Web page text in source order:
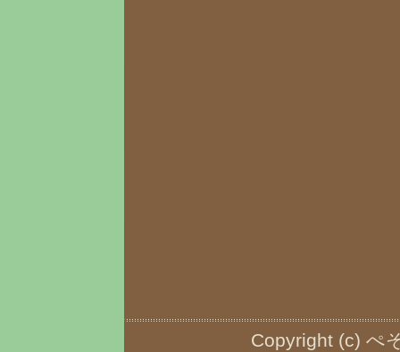
Copyright (c) ぺ